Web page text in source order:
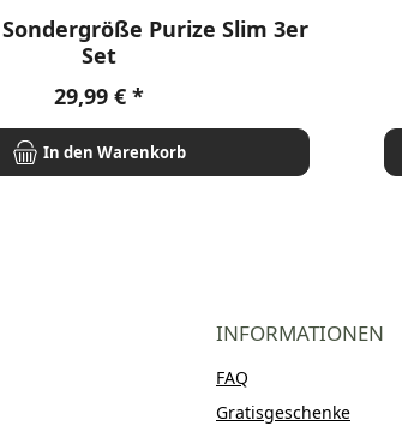
Bewertung von 5 von 5 Sternen
Sondergröße Purize Slim 3er
Set
Regulärer Preis:
29,99 €
In den Warenkorb
INFORMATIONEN
FAQ
Gratisgeschenke